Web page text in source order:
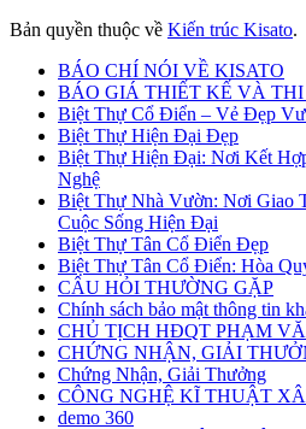
Bản quyền thuộc về Kiến trúc Kisato.
BÁO CHÍ NÓI VỀ KISATO
BÁO GIÁ THIẾT KẾ VÀ THI
Biệt Thự Cổ Điển – Vẻ Đẹp
Biệt Thự Hiện Đại Đẹp
Biệt Thự Hiện Đại: Nơi Kết
Nghệ
Biệt Thự Nhà Vườn: Nơi Giao
Cuộc Sống Hiện Đại
Biệt Thự Tân Cổ Điển Đẹp
Biệt Thự Tân Cổ Điển: Hòa
CÂU HỎI THƯỜNG GẶP
Chính sách bảo mật thông tin
CHỦ TỊCH HĐQT PHẠM
CHỨNG NHẬN, GIẢI
Chứng Nhận, Giải Thưởng
CÔNG NGHỆ KĨ THUẬT
demo 360